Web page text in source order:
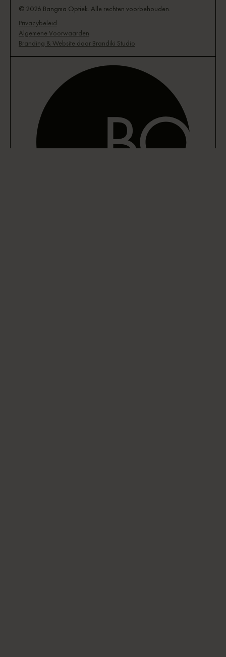
© 2026 Bangma Optiek. Alle rechten voorbehouden.
Privacybeleid
Algemene Voorwaarden
Branding & Website door Brandiki Studio